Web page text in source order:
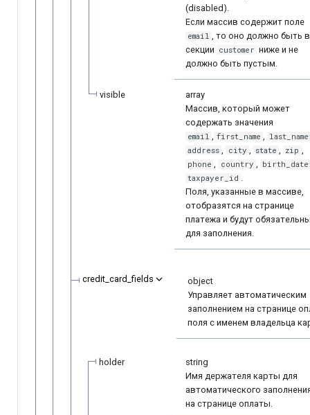
(disabled).
Если массив содержит поле
email
, то оно должно быть в
секции customer ниже и не
должно быть пустым.
visible
array
Массив, который может
содержать значения
email first_name
last_name
address
city state zip
phone country
birth_date
taxpayer_id
Поля, указанные в массиве,
отобразятся на странице
платежа и будут
для заполнения.
credit_card_fields
object
Управляет автоматическим
заполнением на странице
поля с именем владельца
holder
string
Имя держателя карты для
автоматического
на странице оплаты.